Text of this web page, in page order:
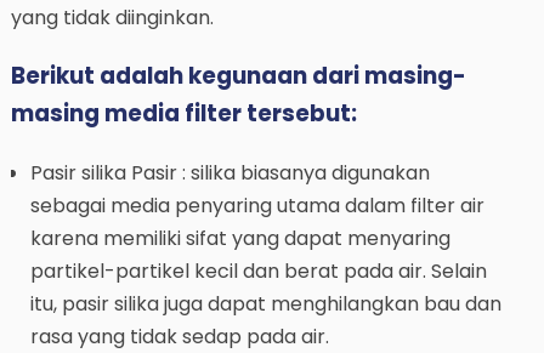
yang tidak diinginkan.
Berikut adalah kegunaan dari masing-
masing media filter tersebut:
Pasir silika Pasir : silika biasanya digunakan
sebagai media penyaring utama dalam filter air
karena memiliki sifat yang dapat menyaring
partikel-partikel kecil dan berat pada air. Selain
itu, pasir silika juga dapat menghilangkan bau dan
rasa yang tidak sedap pada air.